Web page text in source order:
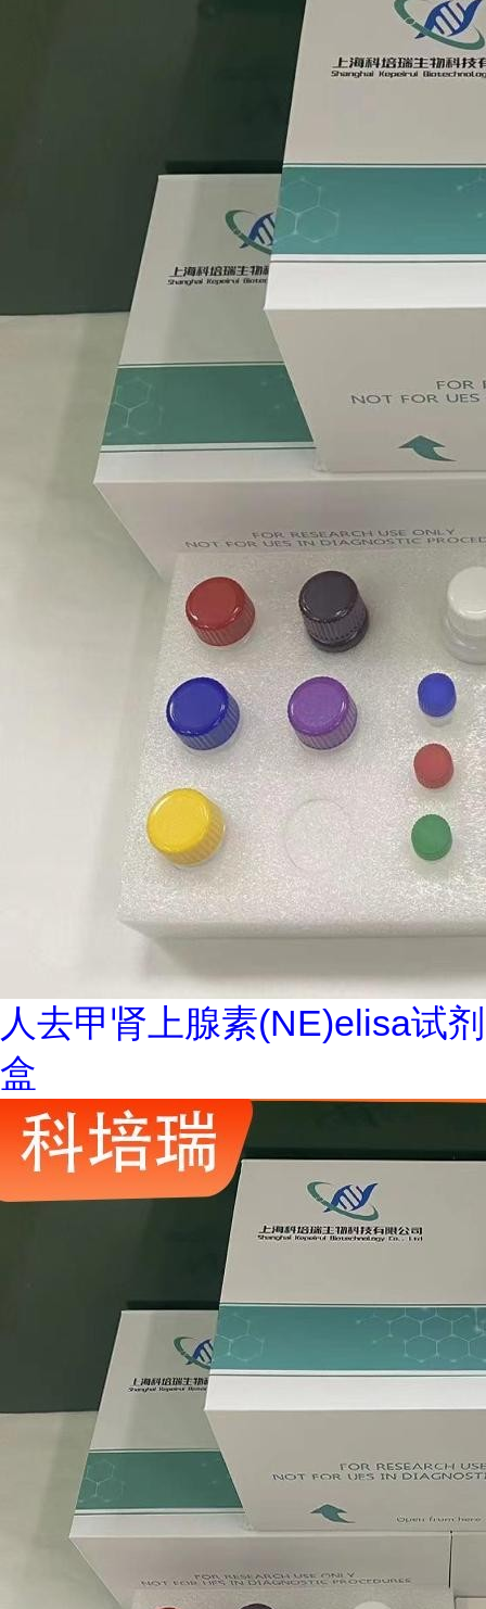
人去甲肾上腺素(NE)elisa试剂
盒